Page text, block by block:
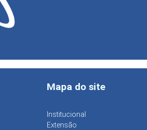
Mapa do site
Institucional
Extensão